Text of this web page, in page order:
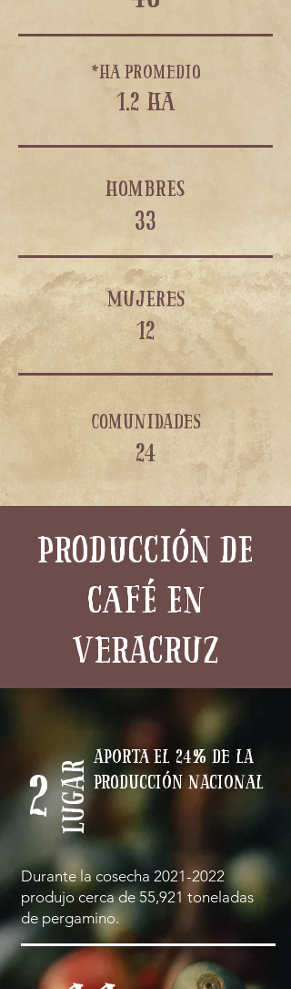
*ha promedio
1.2 ha
hombres
33
mujeres
12
comunidades
24
producción de
café en
veracruz
2lugar
Aporta el 24% de la
producción nacional
Durante la cosecha 2021-2022
produjo cerca de 55,921 toneladas
de pergamino.